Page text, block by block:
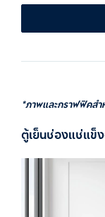
*ภาพและกราฟฟิคสำ
ตู้เย็นช่องแช่แข็